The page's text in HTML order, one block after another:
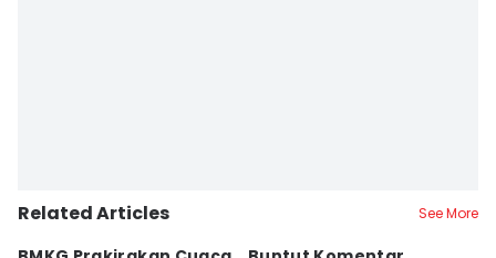
Related Articles See More